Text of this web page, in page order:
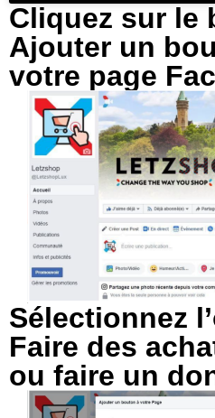
Cliquez sur le
Ajouter un
votre page
Sélectionnez
Faire des
ou faire un